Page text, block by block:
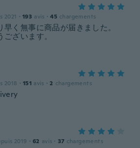
2021 · 193 avis · 45 chargements
早く無事に商品が届きました。
ざいます。
2018 · 151 avis · 2 chargements
2019 · 62 avis · 37 chargements